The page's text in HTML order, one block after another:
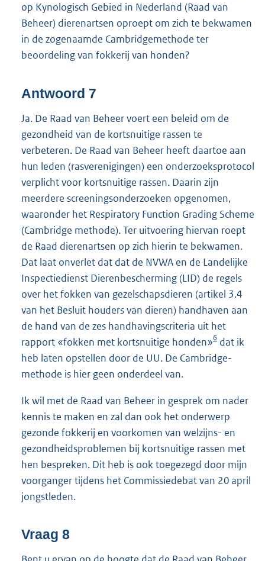
op Kynologisch Gebied in Nederland (Raad van
Beheer) dierenartsen oproept om zich te bekwamen
in de zogenaamde Cambridgemethode ter
beoordeling van fokkerij van honden?
Antwoord 7
Ja. De Raad van Beheer voert een beleid om de
gezondheid van de kortsnuitige rassen te
verbeteren. De Raad van Beheer heeft daartoe aan
hun leden (rasverenigingen) een onderzoeksprotocol
verplicht voor kortsnuitige rassen. Daarin zijn
meerdere screeningsonderzoeken opgenomen,
waaronder het Respiratory Function Grading Scheme
(Cambridge methode). Ter uitvoering hiervan roept
de Raad dierenartsen op zich hierin te bekwamen.
Dat laat onverlet dat dat de NVWA en de Landelijke
Inspectiedienst Dierenbescherming (LID) de regels
over het fokken van gezelschapsdieren (artikel 3.4
van het Besluit houders van dieren) handhaven aan
de hand van de zes handhavingscriteria uit het
rapport «fokken met kortsnuitige honden»6 dat ik
heb laten opstellen door de UU. De Cambridge-
methode is hier geen onderdeel van.
Ik wil met de Raad van Beheer in gesprek om nader
kennis te maken en zal dan ook het onderwerp
gezonde fokkerij en voorkomen van welzijns- en
gezondheidsproblemen bij kortsnuitige rassen met
hen bespreken. Dit heb is ook toegezegd door mijn
voorganger tijdens het Commissiedebat van 20 april
jongstleden.
Vraag 8